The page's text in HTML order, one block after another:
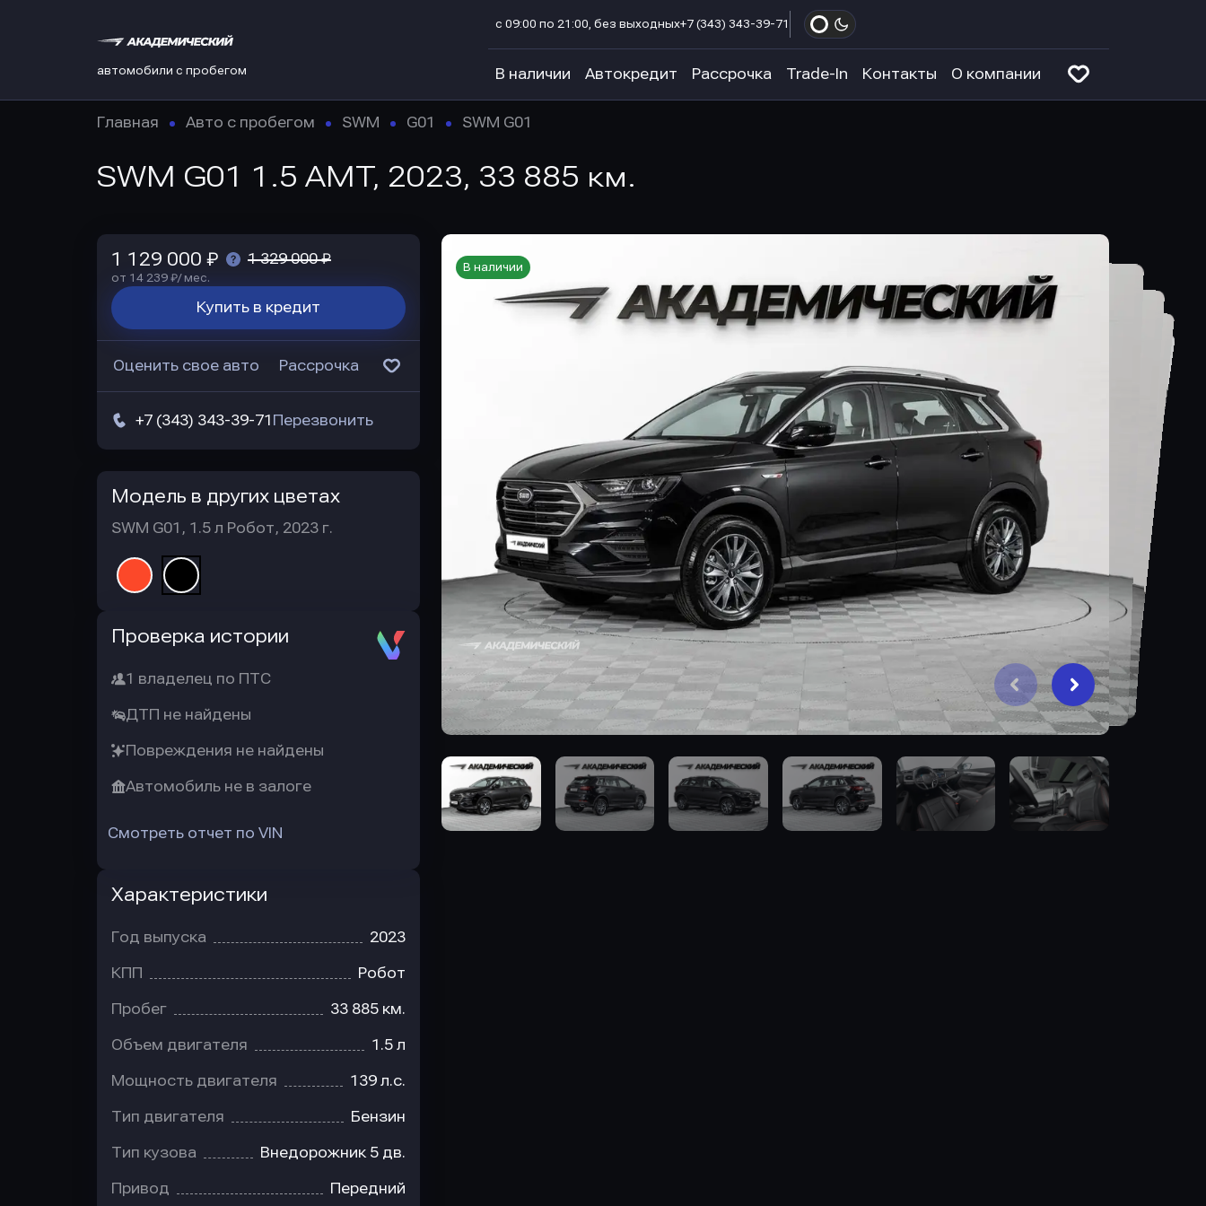
автомобили с пробегом
с 09:00 по 21:00, без выходных+7 (343) 343-39-71
В наличии Автокредит Рассрочка Trade-In Контакты О компании
Главная Авто с пробегом SWM G01 SWM G01
SWM G01 1.5 AMT, 2023, 33 885 км.
В наличии
1 129 000 ₽ 1 329 000 ₽
от 14 239 ₽/ мес.
Купить в кредит
Оценить свое авто Рассрочка
+7 (343) 343-39-71 Перезвонить
Модель в других цветах
SWM G01, 1.5 л Робот, 2023 г.
Проверка истории
1 владелец по ПТС
ДТП не найдены
Повреждения не найдены
Автомобиль не в залоге
Смотреть отчет по VIN
Характеристики
Год выпуска 2023
КПП Робот
Пробег 33 885 км.
Объем двигателя 1.5 л
Мощность двигателя 139 л.с.
Тип двигателя Бензин
Тип кузова Внедорожник 5 дв.
Привод Передний